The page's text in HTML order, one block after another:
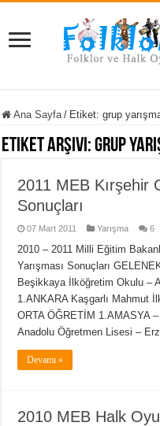
Ana Sayfa / Etiket:grup
Etiket Arşivi:grup
2011 MEB Kırşehir
Sonuçları
07 Mart 2011 Yarışma 6
2010 – 2011 Milli Eğitim
Yarışması Sonuçları
Beşikkaya İlköğretim Okulu –
1.ANKARA Kaşgarlı Mahmut
ORTA ÖĞRETİM 1.AMASYA
Anadolu Öğretmen Lisesi –
Devamı »
2010 MEB Halk